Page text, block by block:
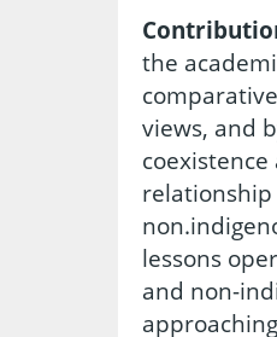
the
views, and
lessons
and non-